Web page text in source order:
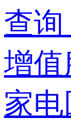
查询
增值
家电